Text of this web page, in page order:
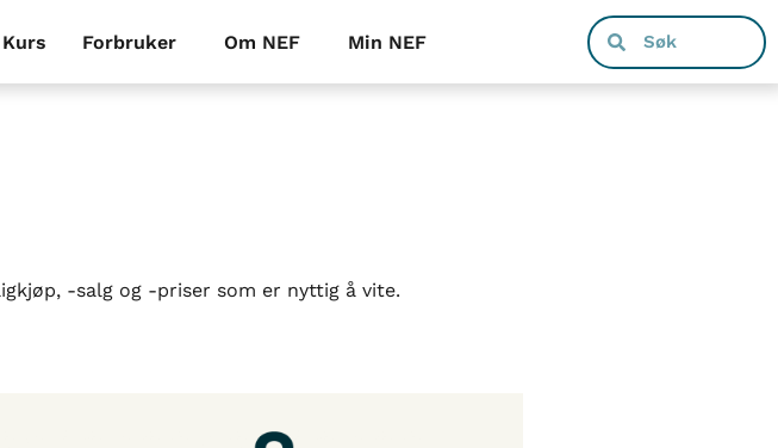
Kurs Forbruker Om NEF Min NEF
-salg og -priser som er nyttig å vite.